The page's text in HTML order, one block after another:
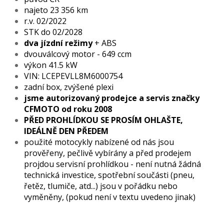
najeto 23 356 km
r.v. 02/2022
STK do 02/2028
dva jízdní režimy+ ABS
dvouválcový motor - 649 ccm
výkon 41.5 kW
VIN: LCEPEVLL8M6000754
zadní box, zvýšené plexi
jsme autorizovaný prodejce a servis značky
CFMOTO od roku 2008
PŘED PROHLÍDKOU SE PROSÍM OHLAŠTE,
IDEÁLNĚ DEN PŘEDEM
použité motocykly nabízené od nás jsou
prověřeny, pečlivě vybírány a před prodejem
projdou servisní prohlídkou - není nutná žádná
technická investice, spotřební součásti (pneu,
řetěz, tlumiče, atd...) jsou v pořádku nebo
vyměněny, (pokud není v textu uvedeno jinak)